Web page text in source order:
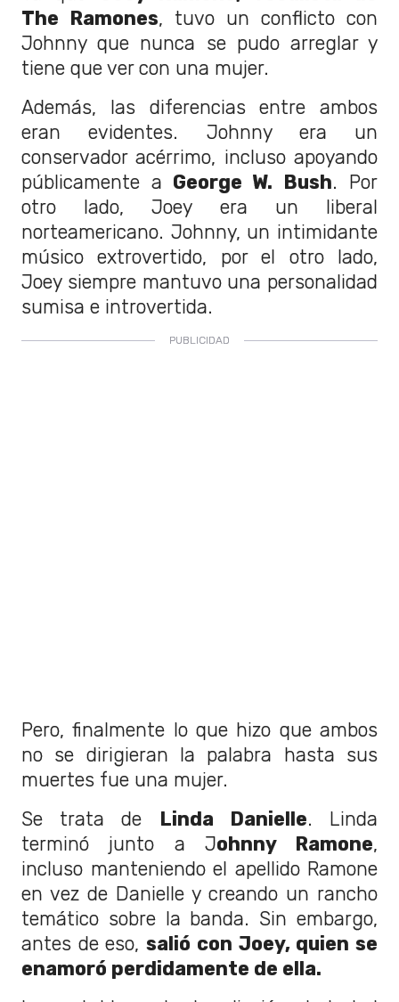
The Ramones, tuvo un conflicto con
Johnny que nunca se pudo arreglar y
tiene que ver con una mujer.
Además, las diferencias entre ambos
eran evidentes. Johnny era un
conservador acérrimo, incluso apoyando
públicamente a George W. Bush. Por
otro lado, Joey era un liberal
norteamericano. Johnny, un intimidante
músico extrovertido, por el otro lado,
Joey siempre mantuvo una personalidad
sumisa e introvertida.
Pero, finalmente lo que hizo que ambos
no se dirigieran la palabra hasta sus
muertes fue una mujer.
Se trata de
Linda Danielle. Linda
terminó junto a Johnny Ramone,
incluso manteniendo el apellido Ramone
en vez de Danielle y creando un rancho
temático sobre la banda. Sin embargo,
antes de eso,salió con Joey, quien se
enamoró perdidamente de ella.